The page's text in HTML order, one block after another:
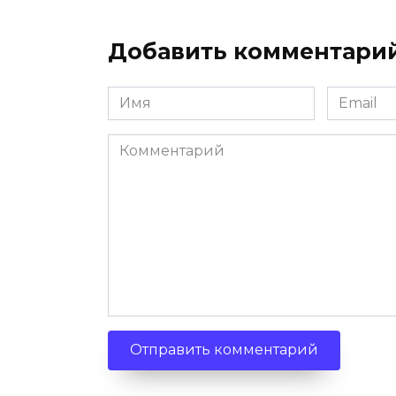
Добавить
Имя
*
Email
*
Комментарий